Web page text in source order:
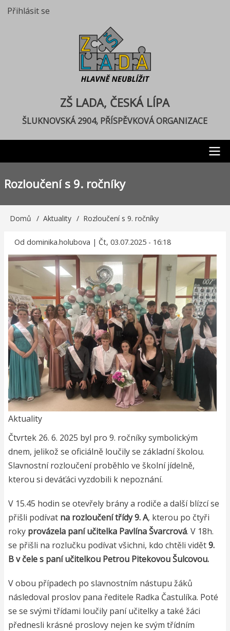
Přejít
User
Přihlásit se
ZŠ LADA, ČESKÁ LÍPA
ŠLUKNOVSKÁ 2904, PŘÍSPĚVKOVÁ ORGANIZACE
Main
Rozloučení s 9. ročníky
Drobečková
navigace
Domů Aktuality Rozloučení s 9. ročníky
Od dominika.holubova | Čt, 03.07.2025 - 16:18
Aktuality
Čtvrtek 26. 6. 2025 byl pro 9. ročníky symbolickým
dnem, jelikož se oficiálně loučily se základní školou.
Slavnostní rozloučení proběhlo ve školní jídelně,
kterou si deváťáci vyzdobili k nepoznání.
V 15.45 hodin se otevřely brány a rodiče a další blízcí se
přišli podívat na rozloučení třídy 9. A, kterou po čtyři
roky provázela paní učitelka Pavlína Švarcrová. V 18h.
se přišli na rozlučku podívat všichni, kdo chtěli vidět9.
B v čele s paní učitelkou Petrou Pitekovou Šulcovou.
V obou případech po slavnostním nástupu žáků
následoval proslov pana ředitele Radka Častulíka. Poté
se se svými třídami loučily paní učitelky a také žáci
přednesli krásné proslovy nejen ke svým třídním